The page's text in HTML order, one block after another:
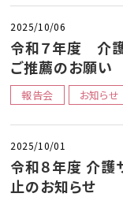
2025/10/06
令和７年度 介
ご推薦のお願い
報告会 お知らせ
2025/10/01
令和８年度 介護
止のお知らせ